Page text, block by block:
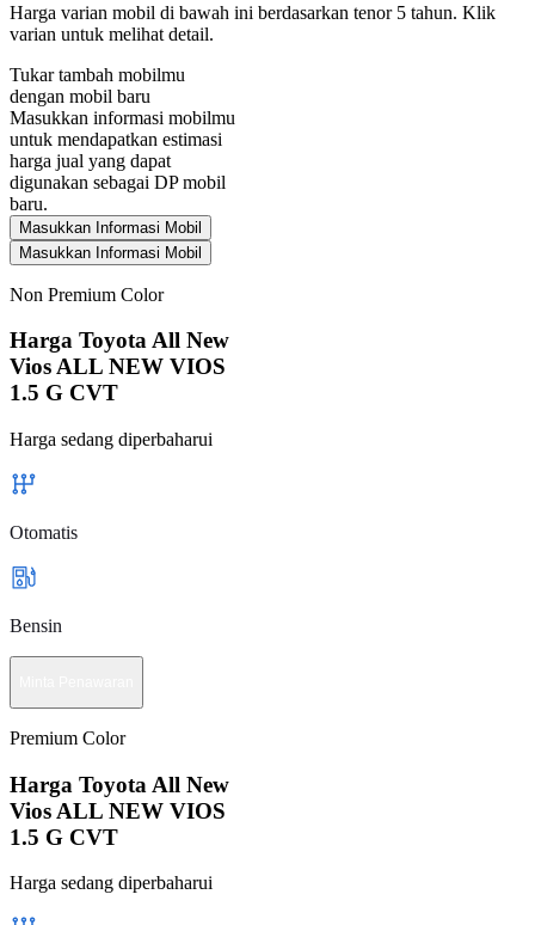
Harga varian mobil di bawah ini berdasarkan tenor 5 tahun. Klik
varian untuk melihat detail.
Tukar tambah mobilmu
dengan mobil baru
Masukkan informasi mobilmu
untuk mendapatkan estimasi
harga jual yang dapat
digunakan sebagai DP mobil
baru.
Masukkan Informasi Mobil
Masukkan Informasi Mobil
Non Premium Color
Harga Toyota All New
Vios ALL NEW VIOS
1.5 G CVT
Harga sedang diperbaharui
Otomatis
Bensin
Premium Color
Harga Toyota All New
Vios ALL NEW VIOS
1.5 G CVT
Harga sedang diperbaharui